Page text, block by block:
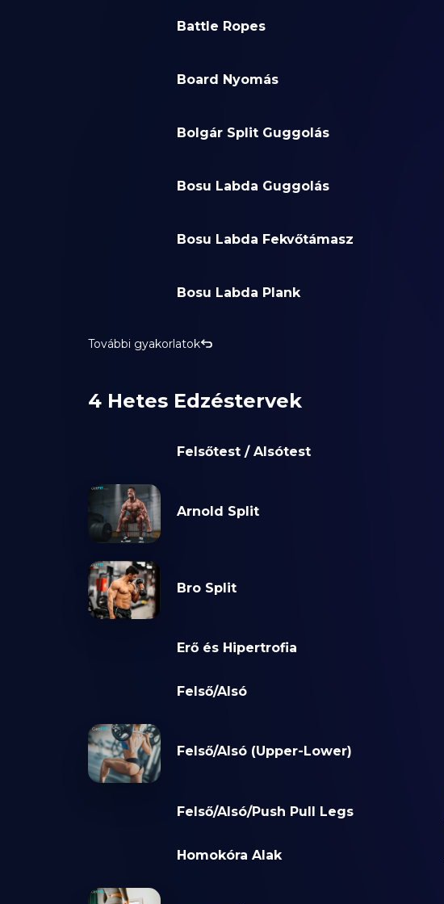
Battle Ropes
Board Nyomás
Bolgár Split Guggolás
Bosu Labda Guggolás
Bosu Labda Fekvőtámasz
Bosu Labda Plank
További gyakorlatok
4 Hetes Edzéstervek
Felsőtest / Alsótest
Arnold Split
Bro Split
Erő és Hipertrofia
Felső/Alsó
Felső/Alsó (Upper-Lower)
Felső/Alsó/Push Pull Legs
Homokóra Alak